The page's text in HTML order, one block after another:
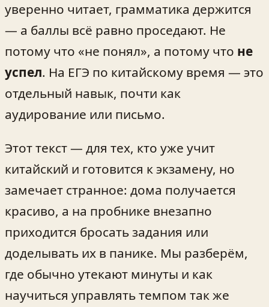
уверенно читает, грамматика держится
— а баллы всё равно проседают. Не
потому что «не понял», а потому что не
успел. На ЕГЭ по китайскому время — это
отдельный навык, почти как
аудирование или письмо.
Этот текст — для тех, кто уже учит
китайский и готовится к экзамену, но
замечает странное: дома получается
красиво, а на пробнике внезапно
приходится бросать задания или
доделывать их в панике. Мы разберём,
где обычно утекают минуты и как
научиться управлять темпом так же